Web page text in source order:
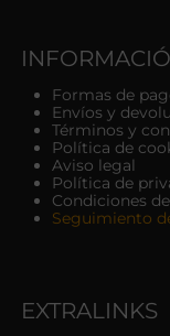
Formas de
Envíos y
Términos y
Política de
Aviso legal
Política de
Condiciones
Seguimiento
EXTRALINKS